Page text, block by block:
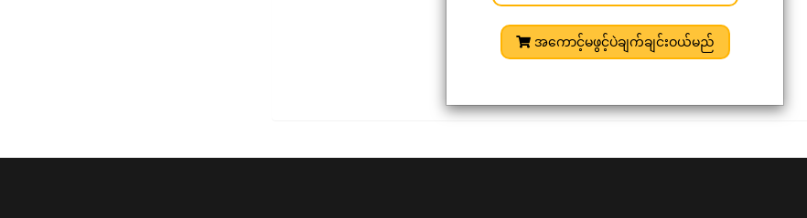
အကောင့်မဖွင့်ပဲချက်ချင်းဝယ်မည်